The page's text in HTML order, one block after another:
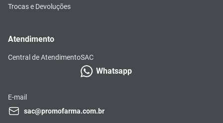
Trocas e Devoluções
Atendimento
Central de AtendimentoSAC
Whatsapp
E-mail
sac@promofarma.com.br